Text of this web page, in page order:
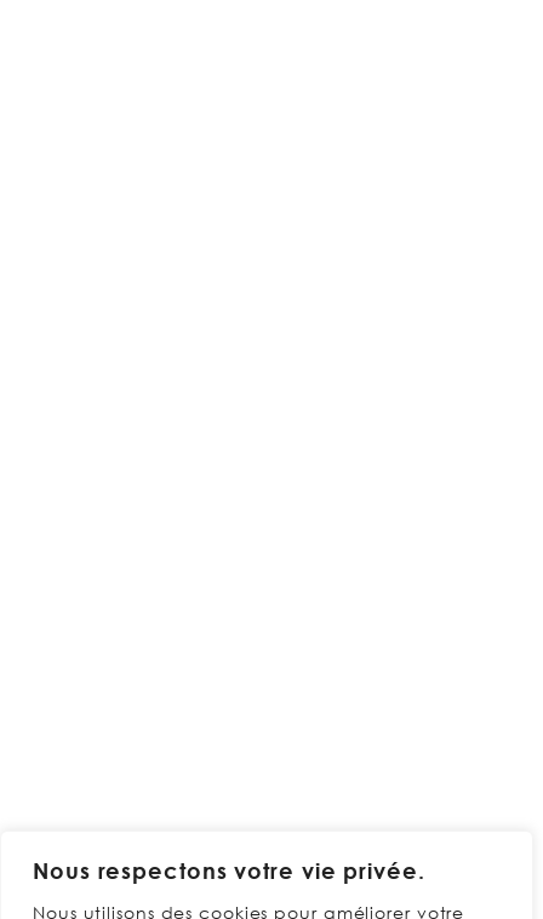
Nous respectons votre vie privée.
Nous utilisons des cookies pour améliorer votre